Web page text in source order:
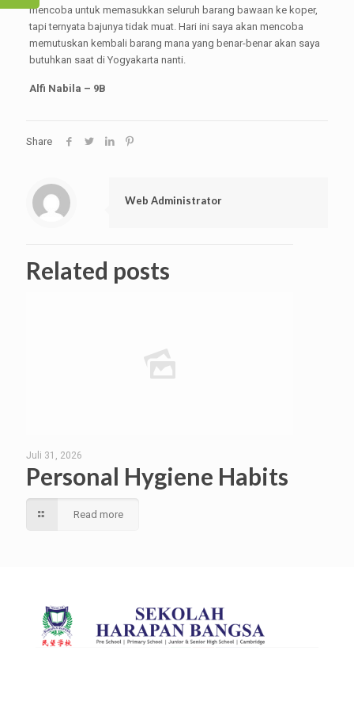
mencoba untuk memasukkan seluruh barang bawaan ke koper,
tapi ternyata bajunya tidak muat. Hari ini saya akan mencoba
memutuskan kembali barang mana yang benar-benar akan saya
butuhkan saat di Yogyakarta nanti.
Alfi Nabila – 9B
Share
Web Administrator
Related posts
Juli 31, 2026
Personal Hygiene Habits
Read more